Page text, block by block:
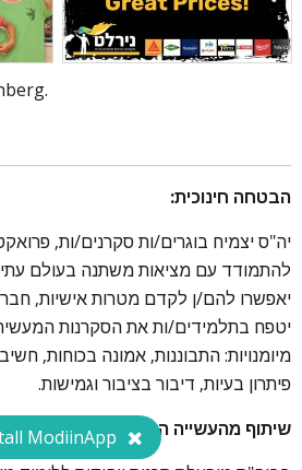
הבטחה חינוכית:
יה"ס יצמיח בוגרים/ות סקרנים/ות,
להתמודד עם מציאות משתנה בעולם עתיר
יאפשרו להם/ן לקדם מטרות אישיות,
יטפח בתלמידים/ות את הסקרנות
מיומנויות: התבוננות, אמונה בכוחות,
פיתרון בעיות, דיבור בציבור וגמישות.
שיתוף מהעשייה הייחודית:ModiinApp